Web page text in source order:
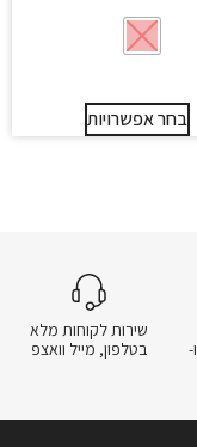
בחר אפשרויות
בכרטיס אשראי, PayPal ו-
שירות לקוחות מלא
בטלפון, מייל וואצפ